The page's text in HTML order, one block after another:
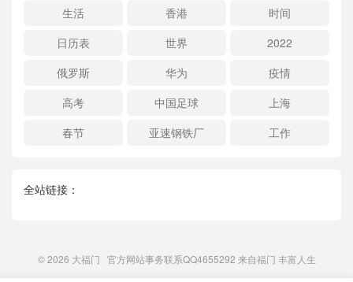
生活
香港
时间
日历表
世界
2022
俄罗斯
华为
疫情
高考
中国足球
上海
春节
亚速钢铁厂 工作
全站链接：
© 2026 大福门 官方网站事务联系QQ4655292 来自福门 丰富人生